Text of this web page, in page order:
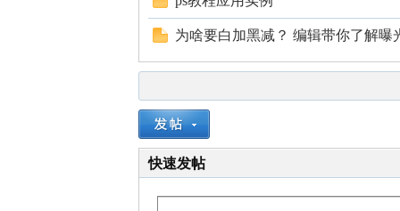
为啥要白加黑减？ 编辑带你了解曝
快速发帖